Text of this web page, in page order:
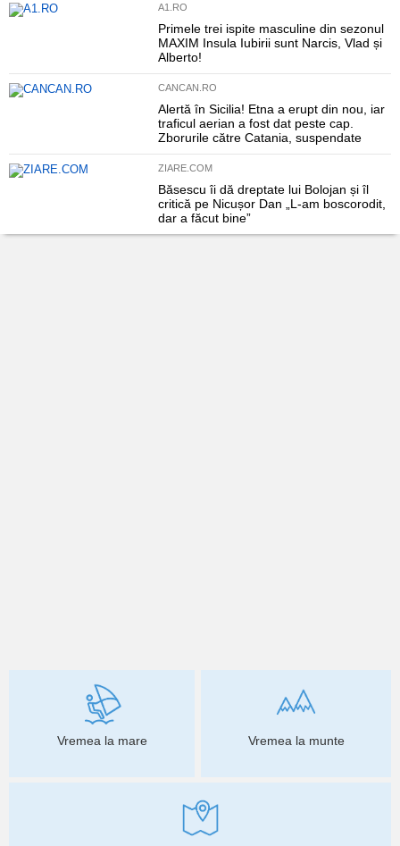
A1.RO
Primele trei ispite masculine din sezonul
MAXIM Insula Iubirii sunt Narcis, Vlad și
Alberto!
CANCAN.RO
Alertă în Sicilia! Etna a erupt din nou, iar
traficul aerian a fost dat peste cap.
Zborurile către Catania, suspendate
ZIARE.COM
Băsescu îi dă dreptate lui Bolojan și îl
critică pe Nicușor Dan „L-am boscorodit,
dar a făcut bine”
Vremea la mare Vremea la munte